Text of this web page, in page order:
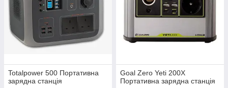
Totalpower 500 Портативна
зарядна станція
Goal Zero Yeti 200X
Портативна зарядна станція